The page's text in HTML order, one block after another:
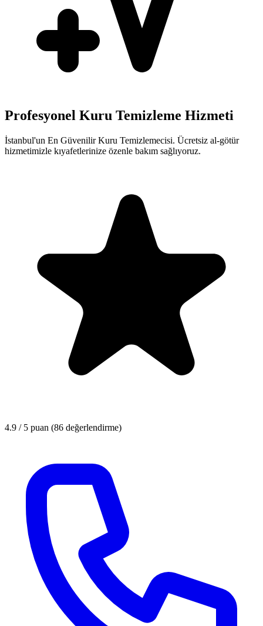
Profesyonel Kuru Temizleme Hizmeti
İstanbul'un En Güvenilir Kuru Temizlemecisi. Ücretsiz al-götür
hizmetimizle kıyafetlerinize özenle bakım sağlıyoruz.
4.9 / 5 puan (86 değerlendirme)